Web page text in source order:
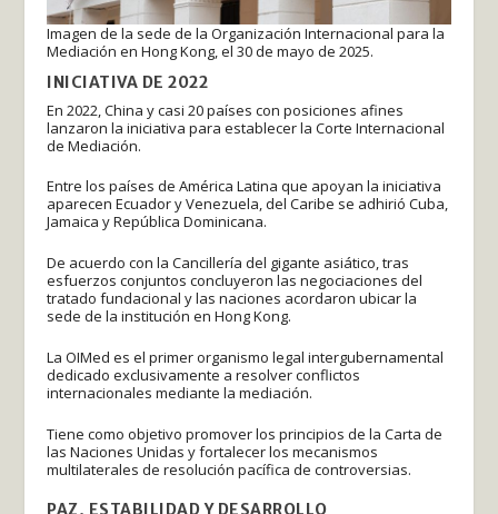
Imagen de la sede de la Organización Internacional para la
Mediación en Hong Kong, el 30 de mayo de 2025.
INICIATIVA DE 2022
En 2022, China y casi 20 países con posiciones afines
lanzaron la iniciativa para establecer la Corte Internacional
de Mediación.
Entre los países de América Latina que apoyan la iniciativa
aparecen Ecuador y Venezuela, del Caribe se adhirió Cuba,
Jamaica y República Dominicana.
De acuerdo con la Cancillería del gigante asiático, tras
esfuerzos conjuntos concluyeron las negociaciones del
tratado fundacional y las naciones acordaron ubicar la
sede de la institución en Hong Kong.
La OIMed es el primer organismo legal intergubernamental
dedicado exclusivamente a resolver conflictos
internacionales mediante la mediación.
Tiene como objetivo promover los principios de la Carta de
las Naciones Unidas y fortalecer los mecanismos
multilaterales de resolución pacífica de controversias.
PAZ, ESTABILIDAD Y DESARROLLO